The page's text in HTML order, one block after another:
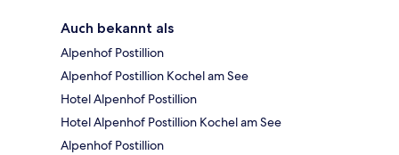
Auch bekannt als
Alpenhof Postillion
Alpenhof Postillion Kochel am See
Hotel Alpenhof Postillion
Hotel Alpenhof Postillion Kochel am See
Alpenhof Postillion